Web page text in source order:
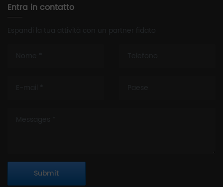
Entra in contatto
Submit